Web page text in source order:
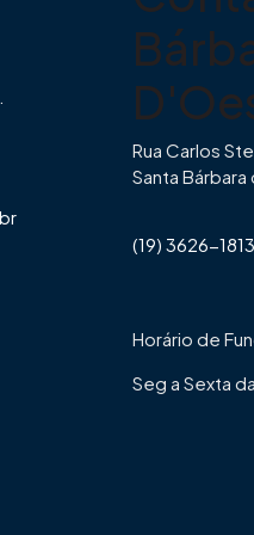
Rua Carlos
Santa
(19) 3626-1813
Horário de
Seg a Sexta